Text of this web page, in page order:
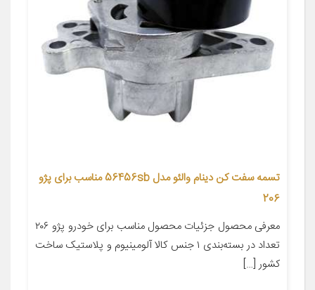
تسمه سفت کن دینام والئو مدل 56456sb مناسب برای پژو
206
معرفی محصول جزئیات محصول مناسب برای خودرو پژو ۲۰۶
تعداد در بسته‌بندی ۱ جنس کالا آلومینیوم و پلاستیک ساخت
کشور […]